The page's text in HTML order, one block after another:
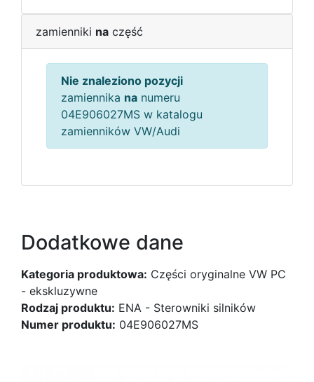
zamienniki na część
Nie znaleziono pozycji
zamiennika na numeru
04E906027MS w katalogu
zamienników VW/Audi
Dodatkowe dane
Kategoria produktowa: Części oryginalne VW PC
- ekskluzywne
Rodzaj produktu: ENA - Sterowniki silników
Numer produktu: 04E906027MS